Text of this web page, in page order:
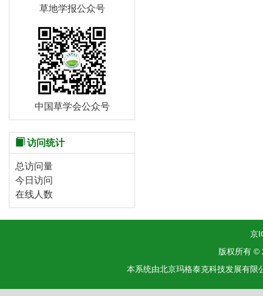
草地学报公众号
中国草学会公众号
访问统计
总访问量
今日访问
在线人数
京
版权所有 ©
本系统由北京玛格泰克科技发展有